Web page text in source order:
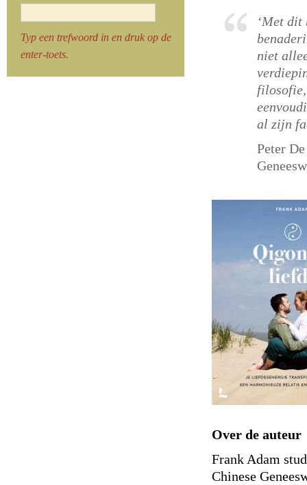
Typ een trefwoord in en druk op de
enter-toets.
‘Met dit
niet
filosofie,
al zijn
Peter
Over de auteur
Frank Adam
Chinese